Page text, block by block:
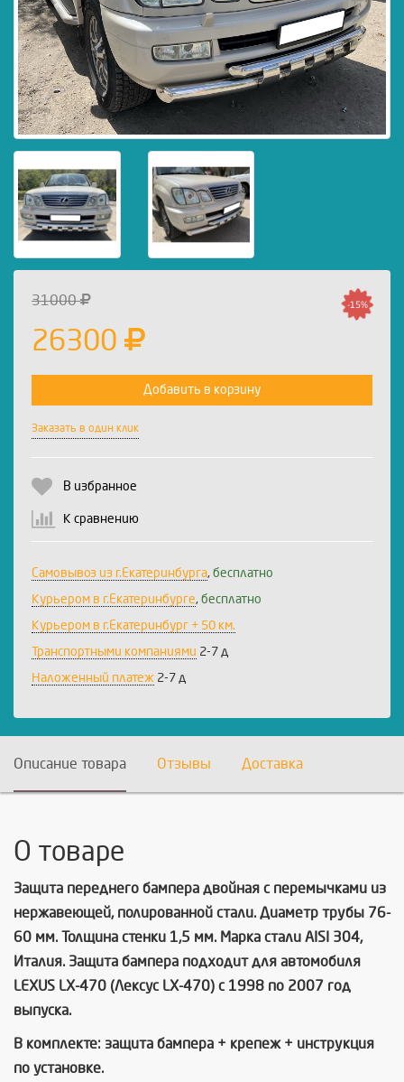
31000
26300
-15%
Добавить в корзину
Заказать в один клик
В избранное
К сравнению
Самовывоз из г.Екатеринбурга, бесплатно
Курьером в г.Екатеринбурге, бесплатно
Курьером в г.Екатеринбург + 50 км.
Транспортными компаниями 2-7 д
Наложенный платеж 2-7 д
Описание товара Отзывы Доставка
О товаре
Защита переднего бампера двойная с перемычками из
нержавеющей, полированной стали. Диаметр трубы 76-
60 мм. Толщина стенки 1,5 мм. Марка стали AISI 304,
Италия. Защита бампера подходит для автомобиля
LEXUS LX-470 (Лексус LX-470) с 1998 по 2007 год
выпуска.
В комплекте: защита бампера + крепеж + инструкция
по установке.